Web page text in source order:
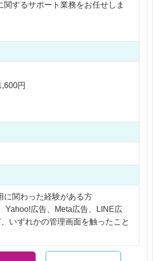
なく、更新作業や事務作業にも柔
は時短勤務で週3日程度を想定して
〜15:00などの時短勤務も相談可
ート、フリーランス活動と両立しな
にもおすすめです。
関するサポート業務をお任せしま
くのは、Google広告を中心としたW
理、配信内容のチェック、レポート
。
と連携しながら、広告原稿の内容確
ジュールの管理、管理画面上での設
っていただきます。
後のレポート作成に向けて、各媒体
し、Excelなどにデータを整える作
。
、CVR、ROASなどの基本的な
たことがある方であれば、業務に入
す。
広告を中心に、Yahoo!広告、M
円
優遇
に関わった経験がある方
Yahoo!広告、Meta広告、LINE広
いずれかの管理画面を触ったこと
ートの作成、または数値集計の経験